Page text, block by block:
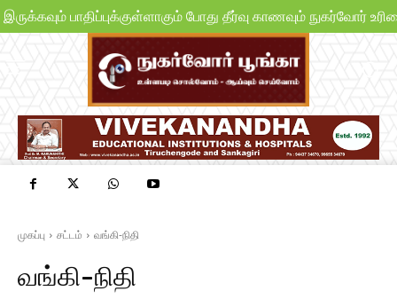
பாதிப்புக்குள்ளாகும் போது தீர்வு காணவும் நுகர்வோர்
முகப்பு சட்டம் வங்கி-நிதி
வங்கி-நிதி